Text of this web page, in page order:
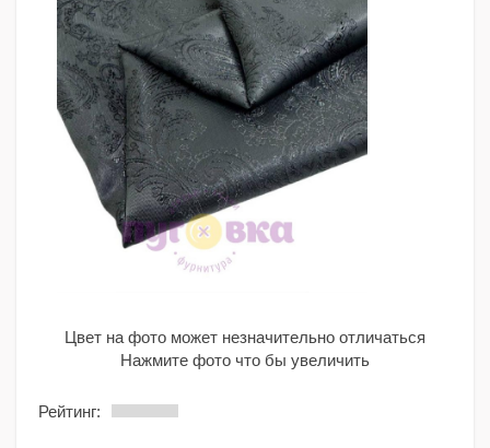
Цвет на фото может незначительно отличаться
Нажмите фото что бы увеличить
Рейтинг: